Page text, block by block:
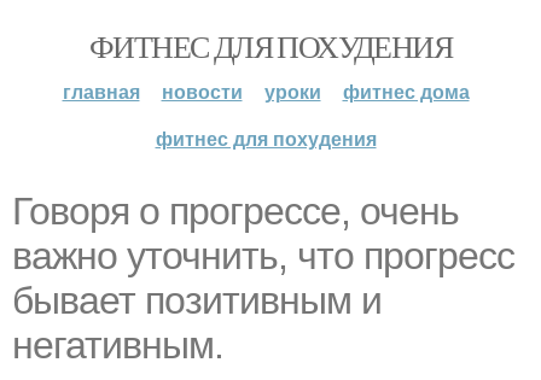
ФИТНЕС ДЛЯ ПОХУДЕНИЯ
главная новости уроки
фитнес дома
фитнес для похудения
Говоря о прогрессе, очень
важно уточнить, что прогресс
бывает позитивным и
негативным.